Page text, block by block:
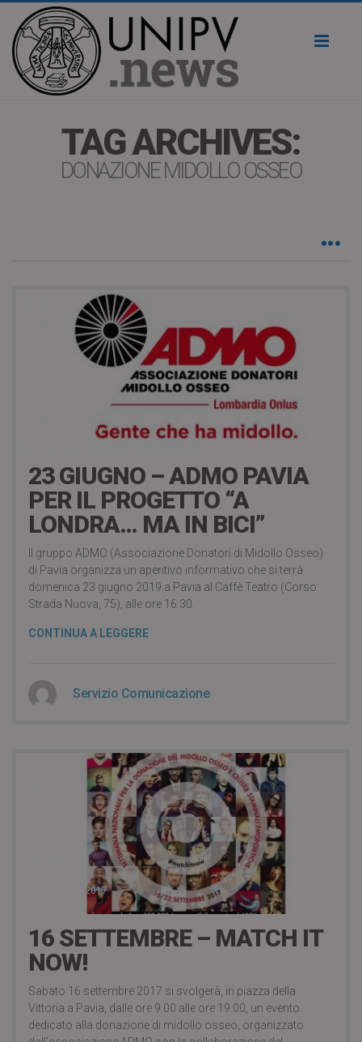
TAG ARCHIVES:
DONAZIONE MIDOLLO OSSEO
21 Giugno 2019
23 GIUGNO – ADMO PAVIA
PER IL PROGETTO “A
LONDRA… MA IN BICI”
Il gruppo ADMO (Associazione Donatori di Midollo Osseo)
di Pavia organizza un aperitivo informativo che si terrà
domenica 23 giugno 2019 a Pavia al Caffè Teatro (Corso
Strada Nuova, 75), alle ore 16.30.
CONTINUA A LEGGERE
Servizio Comunicazione
6 Settembre 2017
16 SETTEMBRE – MATCH IT
NOW!
Sabato 16 settembre 2017 si svolgerà, in piazza della
Vittoria a Pavia, dalle ore 9.00 alle ore 19.00, un evento
dedicato alla donazione di midollo osseo, organizzato